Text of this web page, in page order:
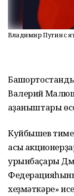
Владимир Путин өс
Валерий
ҡаҙаныштары
Куйбышев
асыҡ
урынбаҫары
хеҙмәткәре»